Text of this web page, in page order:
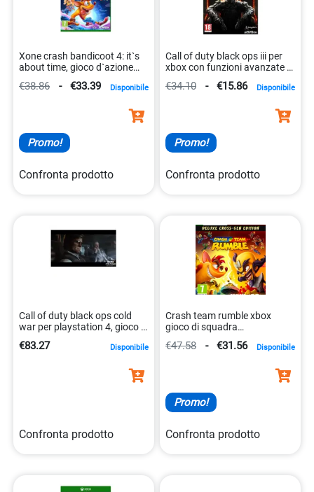
Xone crash bandicoot 4: it`s
about time, gioco d`azione
5030917291104
€38.86 - €33.39 Disponibile
Promo!
Confronta prodotto
Call of duty black ops iii per
xbox con funzioni avanzate di
€34.10 - €15.86 Disponibile
Promo!
Confronta prodotto
Call of duty black ops cold
war per playstation 4, gioco di
€83.27 Disponibile
Confronta prodotto
Crash team rumble xbox
gioco di squadra
€47.58 - €31.56 Disponibile
Promo!
Confronta prodotto